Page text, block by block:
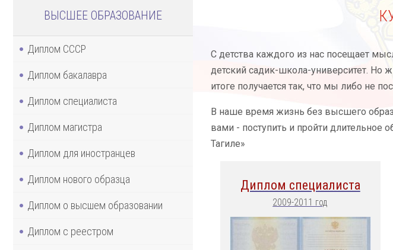
ВЫСШЕЕ ОБРАЗОВАНИЕ
Диплом СССР
Диплом бакалавра
Диплом специалиста
Диплом магистра
Диплом для иностранцев
Диплом нового образца
Диплом о высшем образовании
Диплом с реестром
С детства каждого из нас посещает
детский садик-школа-университет.
итоге получается так, что мы либо не
В наше время жизнь без высшего
вами - поступить и пройти длительное
Тагиле»
Диплом специалиста
2009-2011 год